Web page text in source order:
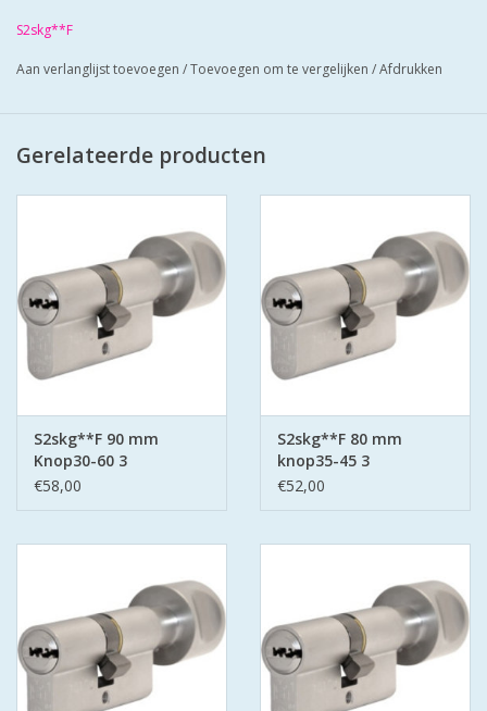
geleverd met 3 keersleutels
Cilinders hebben boorbelemmering-
antielockpikken-antie klopsleutel.
veilige deuren.
S2skg**F
Aan verlanglijst toevoegen /Toevoegen om te vergelijken /Afdrukken
Gerelateerde producten
S2skg**F 90 mm
Knop30-60 3
keersleutels
€58,00
S2skg**F 80 mm
knop35-45 3
keersleutels
€52,00